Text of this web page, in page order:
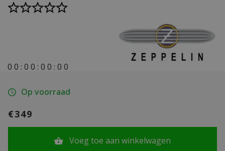
0 0 : 0 0 : 0 0 : 0 0
Op voorraad
€349
Voeg toe aan winkelwagen